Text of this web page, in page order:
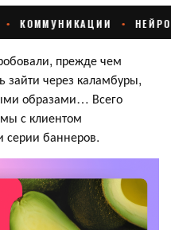
прежде чем
зайти через каламбуры,
образами… Всего
с клиентом
серии баннеров.